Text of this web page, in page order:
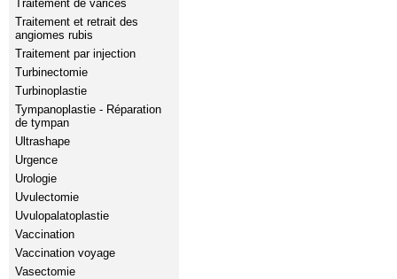
Traitement de varices
Traitement et retrait des
angiomes rubis
Traitement par injection
Turbinectomie
Turbinoplastie
Tympanoplastie - Réparation
de tympan
Ultrashape
Urgence
Urologie
Uvulectomie
Uvulopalatoplastie
Vaccination
Vaccination voyage
Vasectomie